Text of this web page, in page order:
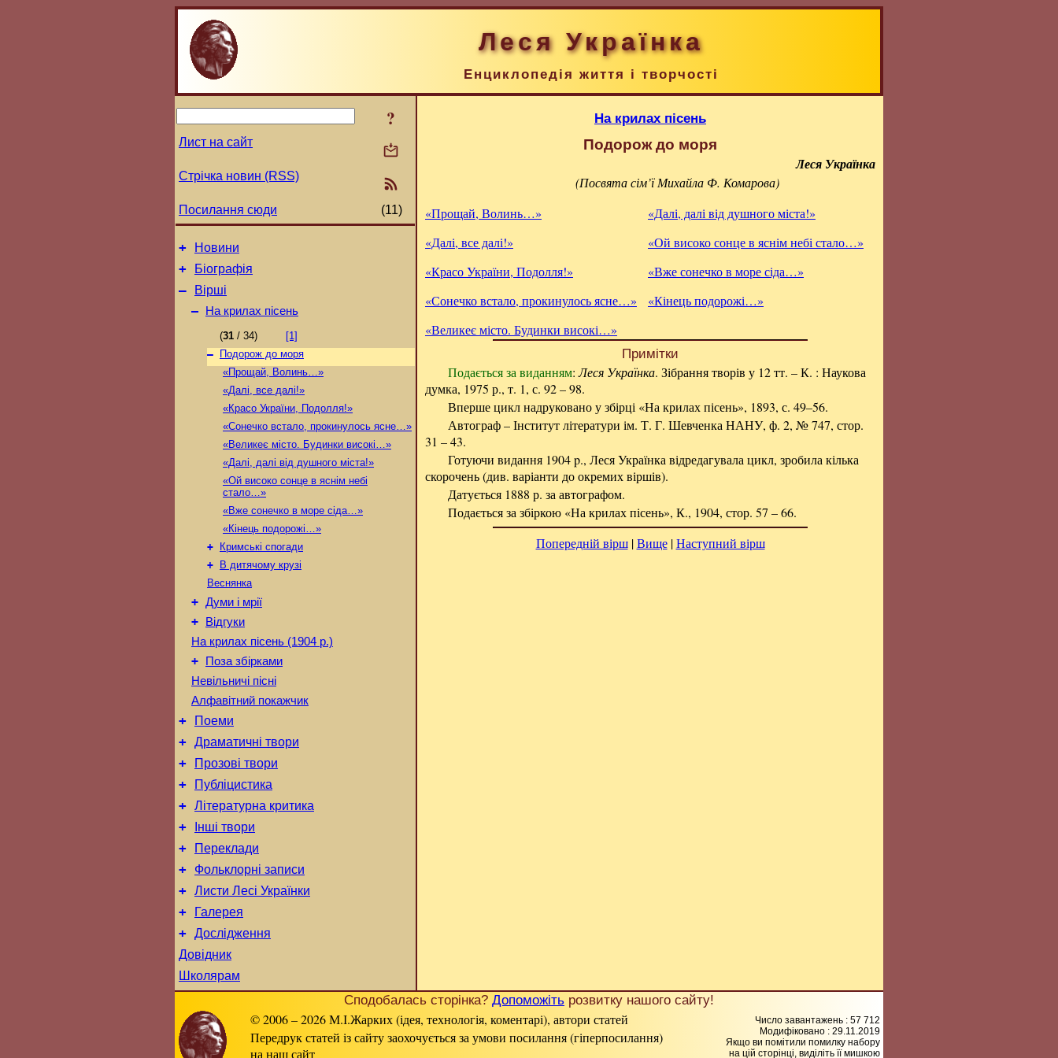
Леся Українка
Енциклопедія життя і творчості
?
Лист на сайт
Стрічка новин (RSS)
Посилання сюди (11)
+ Новини
+ Біографія
–
Вірші
–
На крилах пісень
(31 / 34)
[1]
–
Подорож до моря
«Прощай, Волинь…»
«Далі, все далі!»
«Красо України, Подолля!»
«Сонечко встало, прокинулось ясне…»
«Великеє місто. Будинки високі…»
«Далі, далі від душного міста!»
«Ой високо сонце в яснім небі
стало…»
«Вже сонечко в море сіда…»
«Кінець подорожі…»
+
Кримські спогади
+
В дитячому крузі
Веснянка
+ Думи і мрії
+
Відгуки
На крилах пісень (1904 р.)
+
Поза збірками
Невільничі пісні
Алфавітний покажчик
+ Поеми
+ Драматичні твори
+ Прозові твори
+ Публіцистика
+ Літературна критика
+ Інші твори
+ Переклади
+ Фольклорні записи
+ Листи Лесі Українки
+ Галерея
+ Дослідження
Довідник
Школярам
На крилах пісень
Подорож до моря
Леся Українка
(Посвята сім’ї Михайла Ф. Комарова)
«Прощай, Волинь…»
«Далі, все далі!»
«Красо України, Подолля!»
«Сонечко встало, прокинулось ясне…»
«Великеє місто. Будинки високі…»
«Далі, далі від душного міста!»
«Ой високо сонце в яснім небі стало…»
«Вже сонечко в море сіда…»
«Кінець подорожі…»
Примітки
Подається за виданням:Леся Українка. Зібрання творів у 12 тт. – К. : Наукова
думка, 1975 р., т. 1, с. 92 – 98.
Вперше цикл надруковано у збірці «На крилах пісень», 1893, с. 49–56.
Автограф – Інститут літератури ім. Т. Г. Шевченка НАНУ, ф. 2, № 747, стор.
31 – 43.
Готуючи видання 1904 p., Леся Українка відредагувала цикл, зробила кілька
скорочень (див. варіанти до окремих віршів).
Датується 1888 р. за автографом.
Подається за збіркою «На крилах пісень», К., 1904, стор. 57 – 66.
Попередній вірш|Вище|Наступний вірш
Сподобалась сторінка? Допоможіть розвитку нашого сайту!
© 2006 – 2026 М.І.Жарких (ідея, технологія, коментарі), автори статей
Передрук статей із сайту заохочується за умови посилання (гіперпосилання)
на наш сайт
Число завантажень : 57 712
Модифіковано : 29.11.2019
Якщо ви помітили помилку набору
на цiй сторiнцi, видiлiть її мишкою